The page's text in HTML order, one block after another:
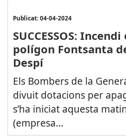
Publicat: 04-04-2024
SUCCESSOS:
polígon Fontsanta
Despí
Els Bombers de la
divuit dotacions per
s’ha iniciat aquesta
(empresa...